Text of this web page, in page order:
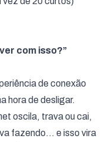
com isso?”
de conexão
hora de desligar.
oscila, trava ou cai,
fazendo… e isso vira